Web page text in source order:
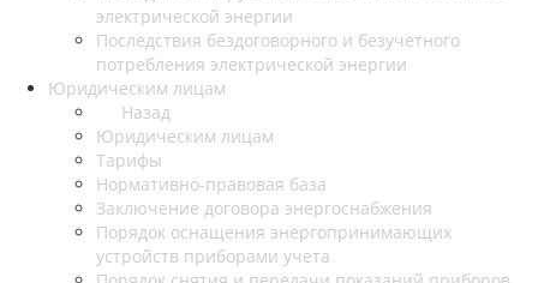
электрической энергии
Последствия бездоговорного и безучетного
потребления электрической энергии
Юридическим лицам
Назад
Юридическим лицам
Тарифы
Нормативно-правовая база
Заключение договора энергоснабжения
Порядок оснащения энергопринимающих
устройств приборами учета